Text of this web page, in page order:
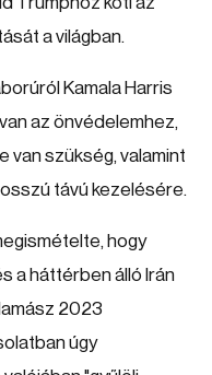
a világban.
Kamala Harris
az önvédelemhez,
van szükség, valamint
távú kezelésére.
hogy
a háttérben álló Irán
2023
úgy